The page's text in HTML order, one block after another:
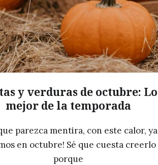
y verduras de octubre: Lo
mejor de la temporada
parezca mentira, con este calor, ya
en octubre! Sé que cuesta creerlo
porque